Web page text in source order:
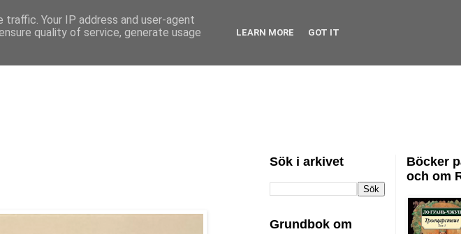
Sök i arkivet
Grundbok om
Böcker
och om
Your IP address and user-agent
quality of service, generate usage
LEARN MORE GOT IT